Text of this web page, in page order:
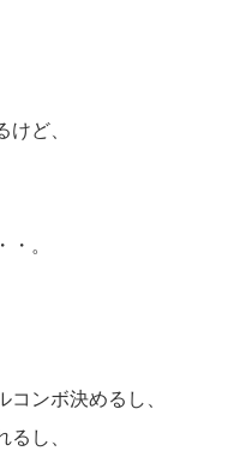
ど、
。
ンボ決めるし、
し、